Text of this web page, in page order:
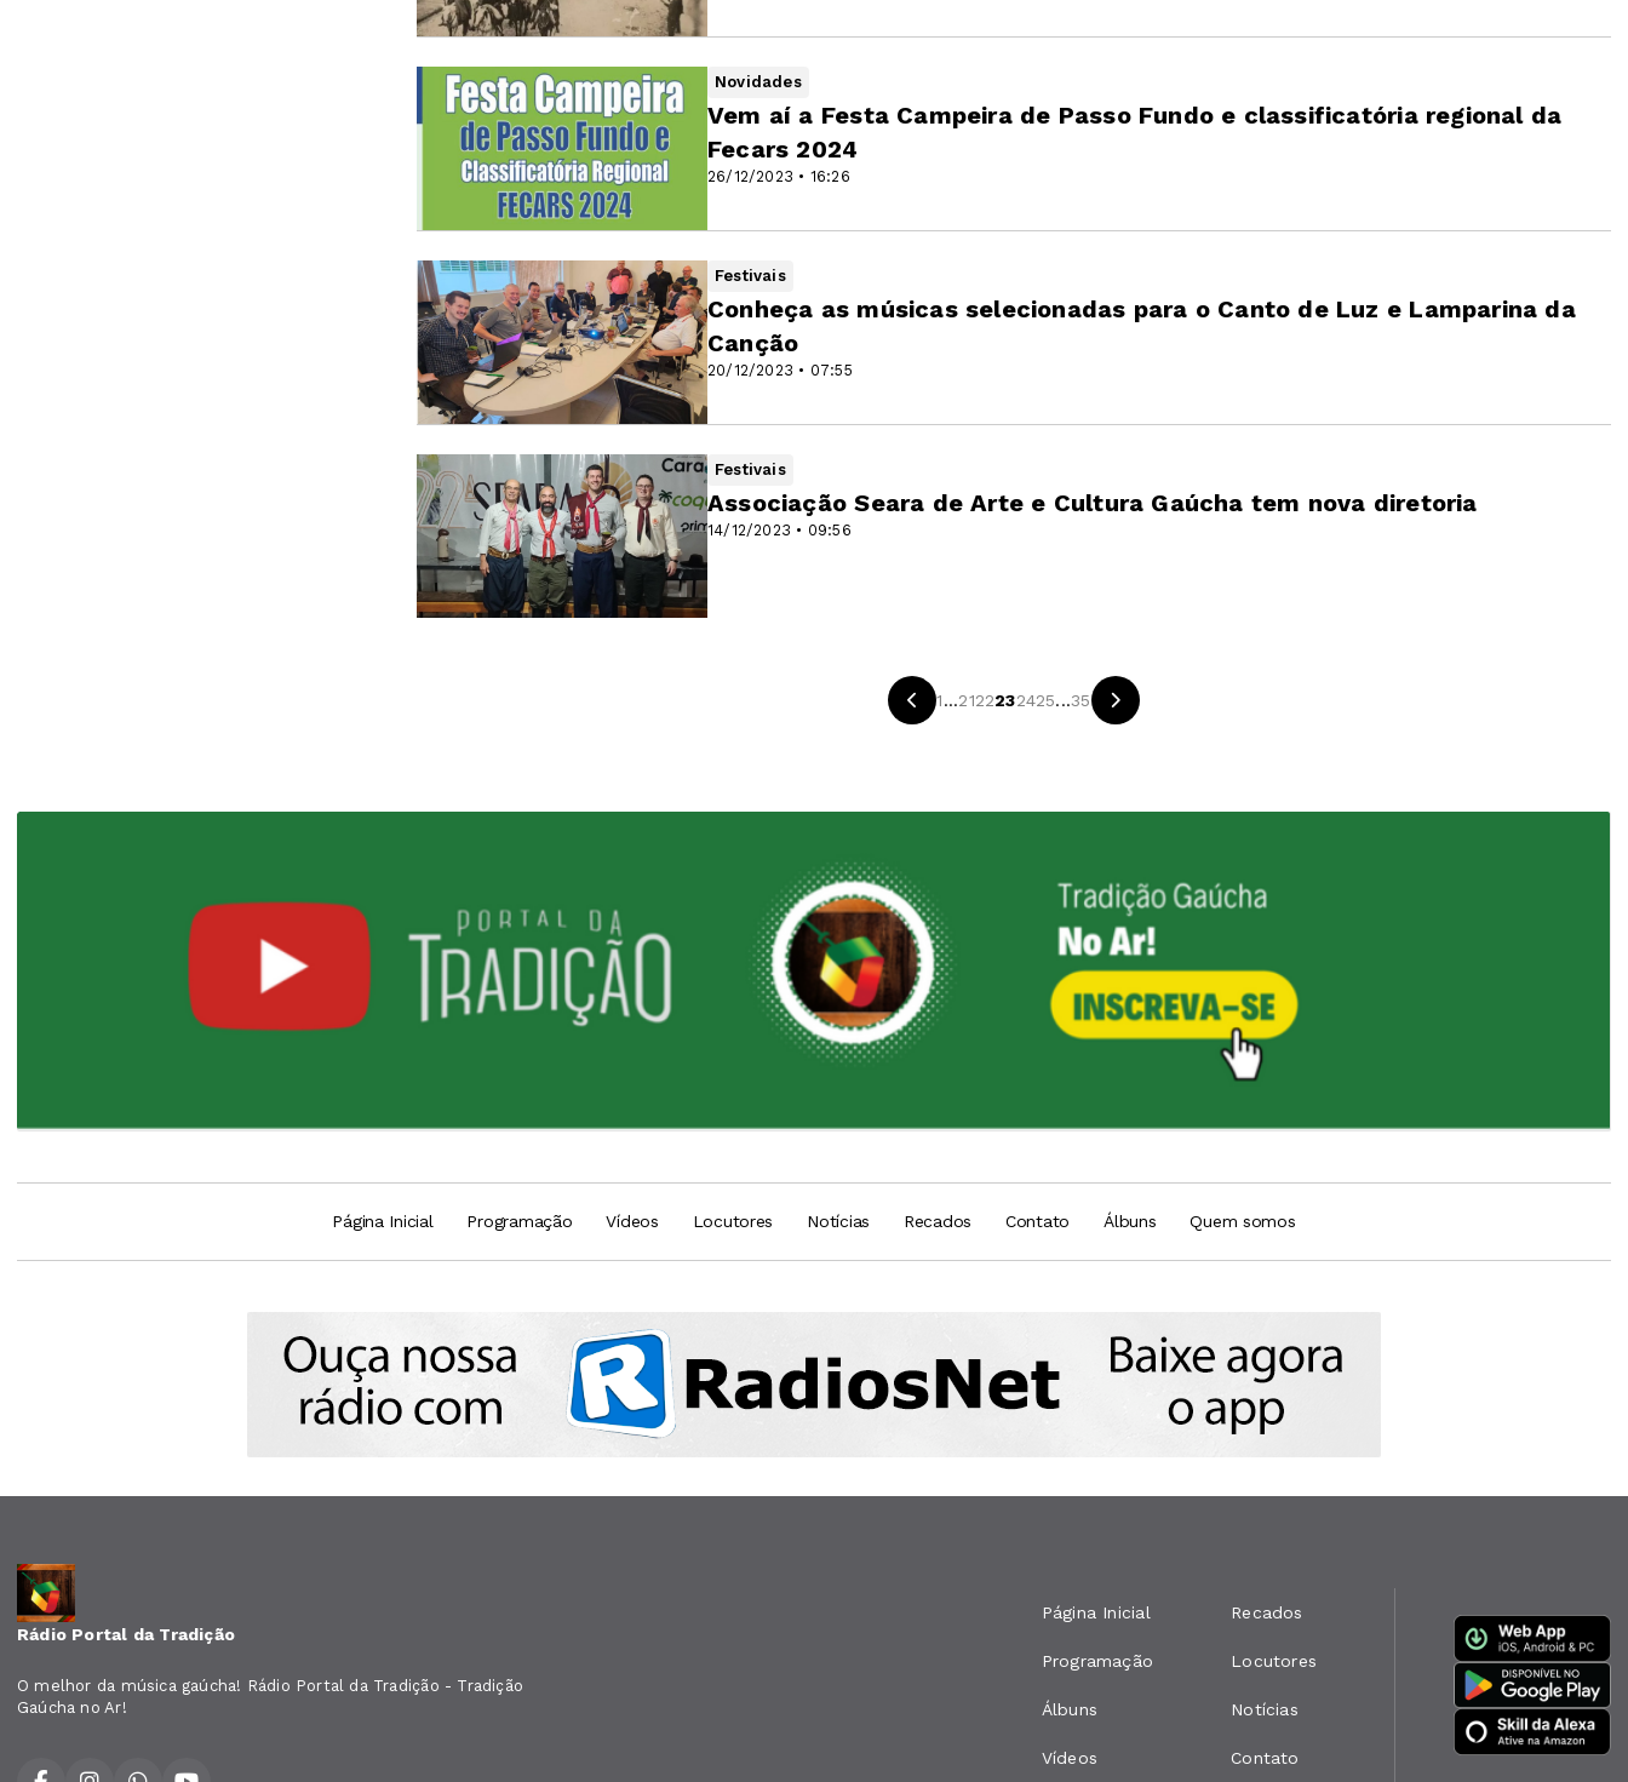
Novidades
26/12/2023 • 16:26
Vem aí a Festa Campeira de Passo Fundo e classificatória regional da
Fecars 2024
Festivais
20/12/2023 • 07:55
Conheça as músicas selecionadas para o Canto de Luz e Lamparina da
Canção
Festivais
14/12/2023 • 09:56
Associação Seara de Arte e Cultura Gaúcha tem nova diretoria
1...2122232425...35
Página Inicial Programação Vídeos Locutores Notícias Recados Contato Álbuns Quem somos
Rádio Portal da Tradição
O melhor da música gaúcha! Rádio Portal da Tradição - Tradição
Gaúcha no Ar!
Página Inicial
Programação
Álbuns
Vídeos
Recados
Locutores
Notícias
Contato